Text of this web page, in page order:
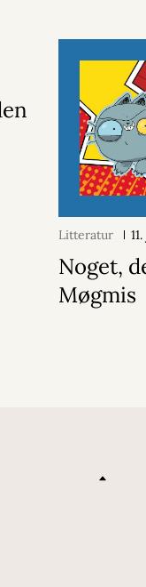
Litteratur
Noget,
Møgmis